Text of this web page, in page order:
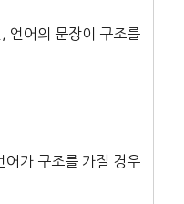
언어의 문장이 구조를
어가 구조를 가질 경우